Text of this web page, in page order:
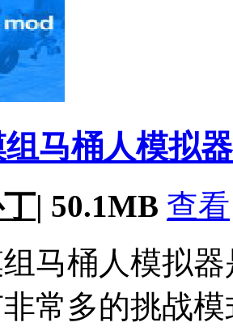
马桶人模拟
| 50.1MB 查看
马桶人模拟
常多的挑战